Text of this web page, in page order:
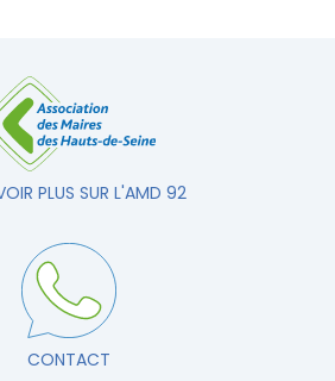
PLUS SUR L'AMD 92
CONTACT